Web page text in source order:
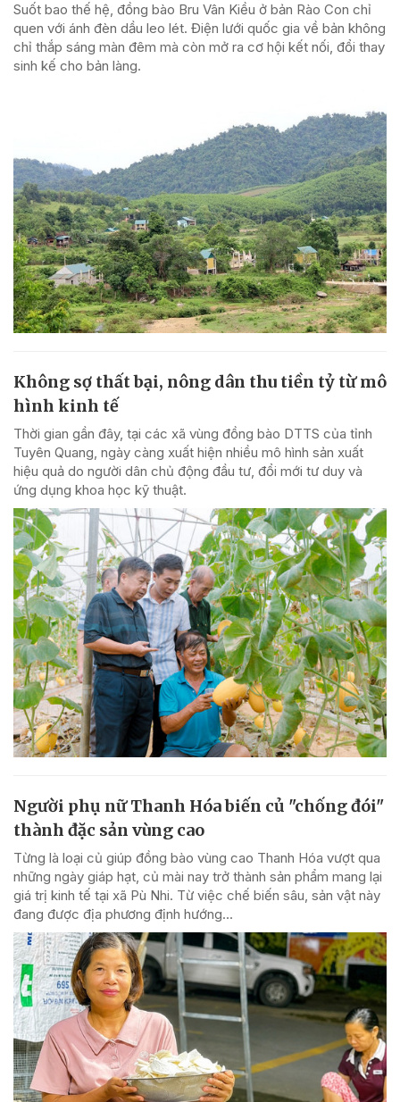
Suốt bao thế hệ, đồng bào Bru Vân Kiều ở bản Rào Con chỉ
quen với ánh đèn dầu leo lét. Điện lưới quốc gia về bản không
chỉ thắp sáng màn đêm mà còn mở ra cơ hội kết nối, đổi thay
sinh kế cho bản làng.
Không sợ thất bại, nông dân thu tiền tỷ từ mô
hình kinh tế
Thời gian gần đây, tại các xã vùng đồng bào DTTS của tỉnh
Tuyên Quang, ngày càng xuất hiện nhiều mô hình sản xuất
hiệu quả do người dân chủ động đầu tư, đổi mới tư duy và
ứng dụng khoa học kỹ thuật.
Người phụ nữ Thanh Hóa biến củ "chống đói"
thành đặc sản vùng cao
Từng là loại củ giúp đồng bào vùng cao Thanh Hóa vượt qua
những ngày giáp hạt, củ mài nay trở thành sản phẩm mang lại
giá trị kinh tế tại xã Pù Nhi. Từ việc chế biến sâu, sản vật này
đang được địa phương định hướng...